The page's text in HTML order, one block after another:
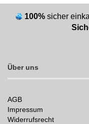
100% sicher
Über uns
AGB
Impressum
Widerrufsrecht